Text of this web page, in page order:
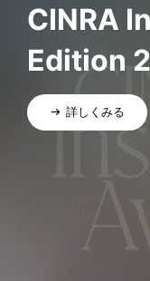
CINRA
Edition
詳しくみる